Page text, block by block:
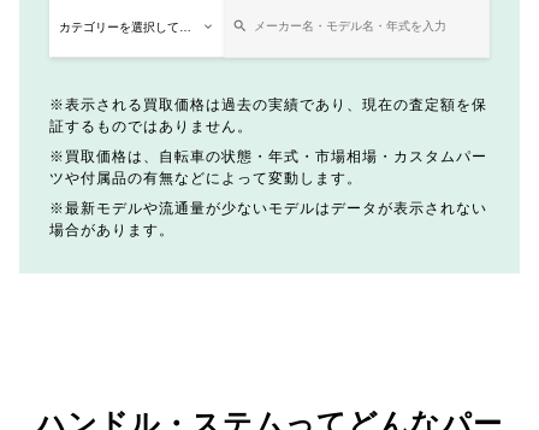
表示される買取価格は過去の実績であり、現在の査定額を保
証するものではありません。
買取価格は、自転車の状態・年式・市場相場・カスタムパー
ツや付属品の有無などによって変動します。
最新モデルや流通量が少ないモデルはデータが表示されない
場合があります。
ハンドル・ステムってどんなパー